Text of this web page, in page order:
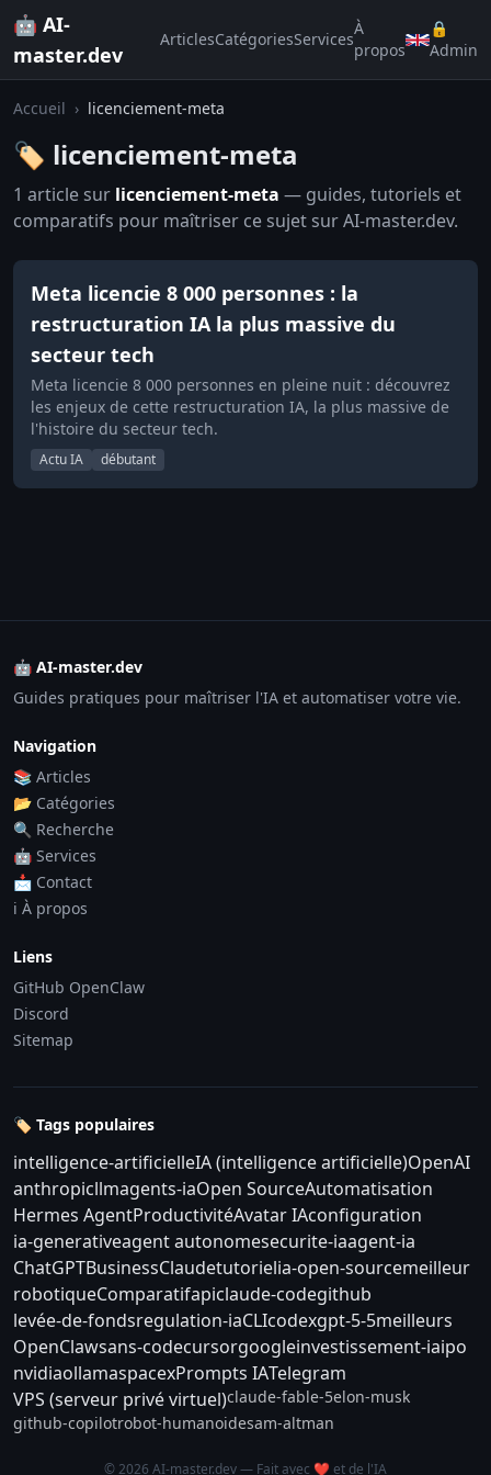
🤖 AI-
master.dev
ArticlesCatégoriesServices
À
propos
🔒
Admin
Accueil › licenciement-meta
🏷️ licenciement-meta
1 article sur licenciement-meta — guides, tutoriels et
comparatifs pour maîtriser ce sujet sur AI-master.dev.
Meta licencie 8 000 personnes : la
restructuration IA la plus massive du
secteur tech
Meta licencie 8 000 personnes en pleine nuit : découvrez
les enjeux de cette restructuration IA, la plus massive de
l'histoire du secteur tech.
Actu IA débutant
🤖 AI-master.dev
Guides pratiques pour maîtriser l'IA et automatiser votre vie.
Navigation
📚 Articles
📂 Catégories
🔍 Recherche
🤖 Services
📩 Contact
ℹ️ À propos
Liens
GitHub OpenClaw
Discord
Sitemap
🏷️ Tags populaires
intelligence-artificielleIA (intelligence artificielle)OpenAI
anthropicllmagents-iaOpen SourceAutomatisation
Hermes AgentProductivitéAvatar IAconfiguration
ia-generativeagent autonomesecurite-iaagent-ia
ChatGPTBusinessClaudetutorielia-open-sourcemeilleur
robotiqueComparatifapiclaude-codegithub
levée-de-fondsregulation-iaCLIcodexgpt-5-5meilleurs
OpenClawsans-codecursorgoogleinvestissement-iaipo
nvidiaollamaspacexPrompts IATelegram
VPS (serveur privé virtuel)claude-fable-5elon-musk
github-copilotrobot-humanoidesam-altman
© 2026 AI-master.dev — Fait avec ❤️ et de l'IA